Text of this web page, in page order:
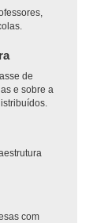
de
e sobre a
com